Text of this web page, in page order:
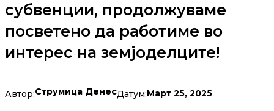
субвенции, продолжуваме
посветено да работиме во
интерес на земјоделците!
Автор:Струмица ДенесДатум:Март 25, 2025